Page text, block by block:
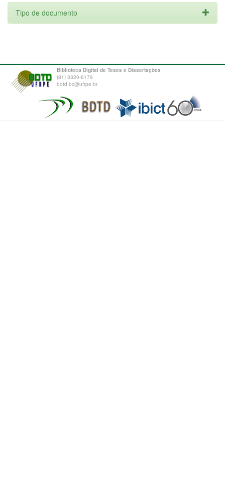
Tipo de documento
Biblioteca Digital de Teses e Dissertações
(81) 3320-6179
bdtd.bc@ufrpe.br